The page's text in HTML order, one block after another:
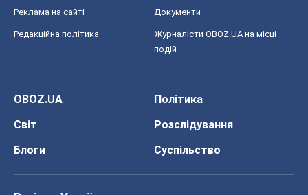
Реклама на сайті Документи
Редакційна політика
Журналісти OBOZ.UA на місці
подій
OBOZ.UA
Політика
Світ
Розслідування
Блоги
Суспільство